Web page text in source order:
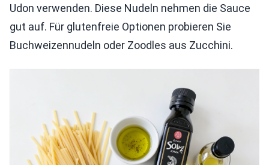
Udon verwenden. Diese Nudeln nehmen die Sauce
gut auf. Für glutenfreie Optionen probieren Sie
Buchweizennudeln oder Zoodles aus Zucchini.